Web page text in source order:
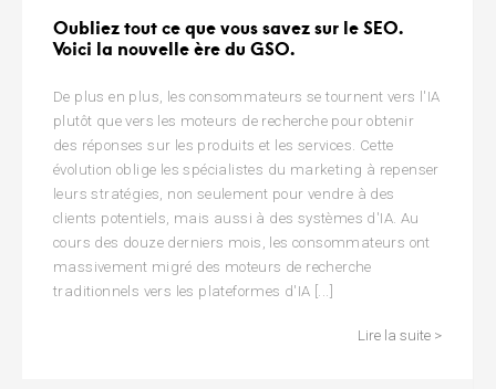
Oubliez tout ce que vous savez sur le SEO.
Voici la nouvelle ère du GSO.
De plus en plus, les consommateurs se tournent vers l'IA
plutôt que vers les moteurs de recherche pour obtenir
des réponses sur les produits et les services. Cette
évolution oblige les spécialistes du marketing à repenser
leurs stratégies, non seulement pour vendre à des
clients potentiels, mais aussi à des systèmes d'IA. Au
cours des douze derniers mois, les consommateurs ont
massivement migré des moteurs de recherche
traditionnels vers les plateformes d'IA [...]
Lire la suite >